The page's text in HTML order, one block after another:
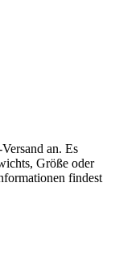
an. Es
Größe oder
findest